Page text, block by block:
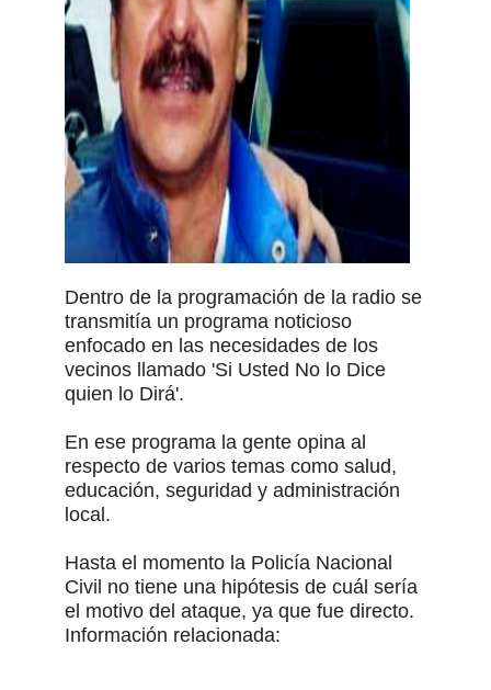
Dentro de la programación de la radio se
transmitía un programa noticioso
enfocado en las necesidades de los
vecinos llamado 'Si Usted No lo Dice
quien lo Dirá'.
En ese programa la gente opina al
respecto de varios temas como salud,
educación, seguridad y administración
local.
Hasta el momento la Policía Nacional
Civil no tiene una hipótesis de cuál sería
el motivo del ataque, ya que fue directo.
Información relacionada: